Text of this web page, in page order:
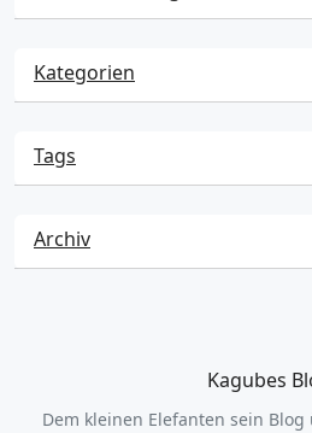
Kategorien
Tags
Archiv
Kagubes
Dem kleinen Elefanten sein